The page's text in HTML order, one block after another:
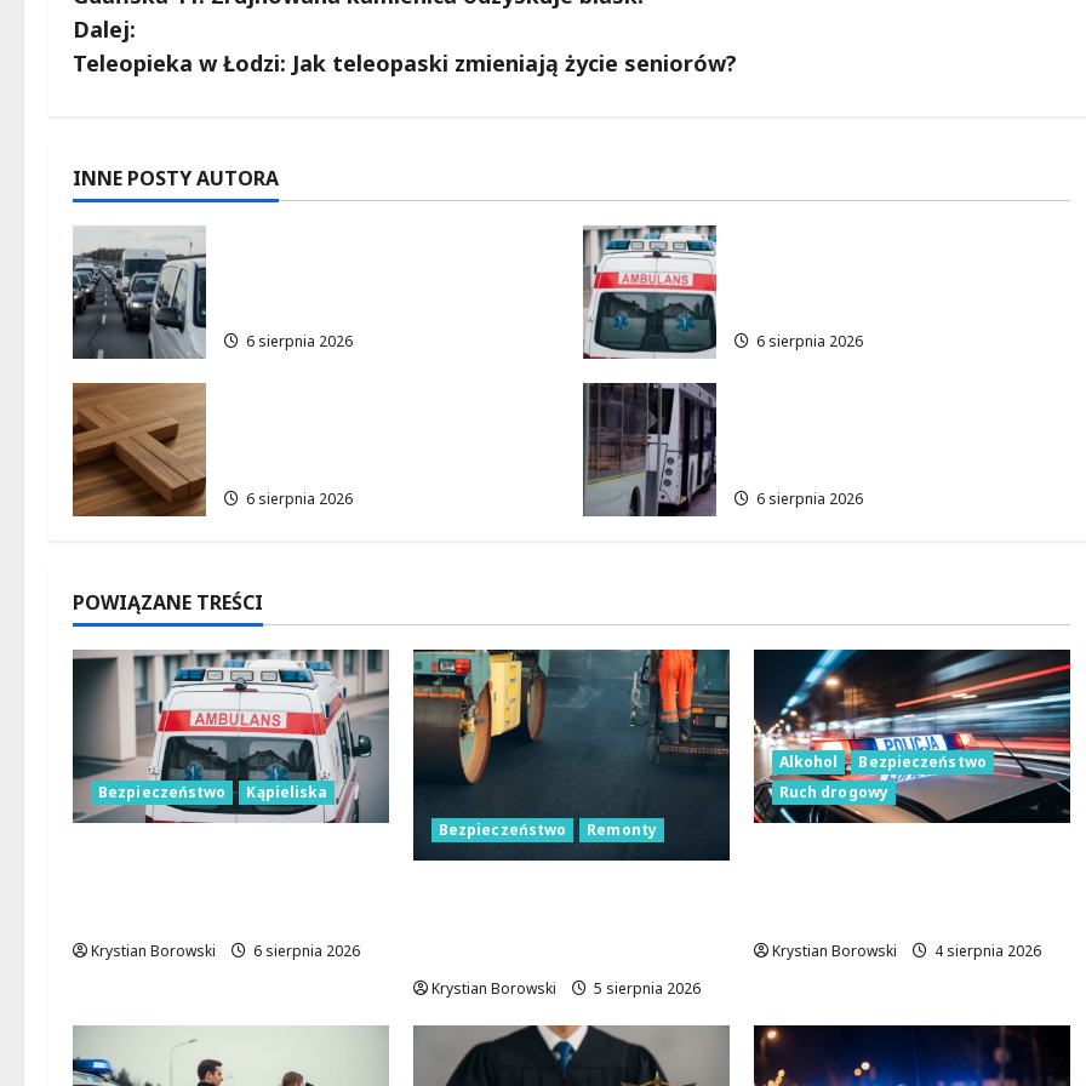
o
b
c
z
w
p
i
s
y
Dalej:
Teleopieka w Łodzi: Jak teleopaski zmieniają życie seniorów?
INNE POSTY AUTORA
6 sierpnia 2026 6 sierpnia 2026
6 sierpnia 2026 6 sierpnia 2026
POWIĄZANE TREŚCI
Bezpieczeństwo Kąpieliska
Krystian Borowski 6 sierpnia 2026
Bezpieczeństwo Remonty
Krystian Borowski 5 sierpnia 2026
Alkohol
Bezpieczeństwo
Ruch drogowy
Krystian Borowski 4 sierpnia 2026